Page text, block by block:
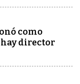
como
director